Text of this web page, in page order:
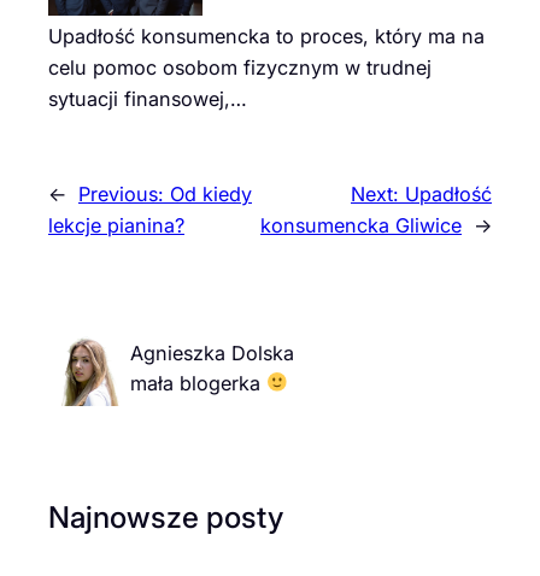
Upadłość konsumencka to proces, który ma na
celu pomoc osobom fizycznym w trudnej
sytuacji finansowej,…
← Previous: Od kiedy
lekcje pianina?
Next: Upadłość
konsumencka Gliwice →
Agnieszka Dolska
mała blogerka
Najnowsze posty